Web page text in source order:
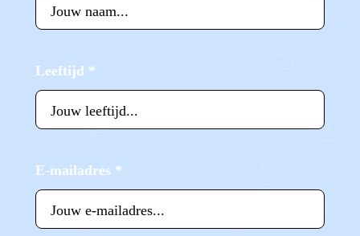
Leeftijd *
E-mailadres *